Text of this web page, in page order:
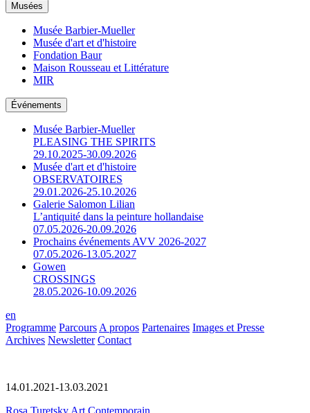
Musées
Musée Barbier-Mueller
Musée d'art et d'histoire
Fondation Baur
Maison Rousseau et Littérature
MIR
Événements
Musée Barbier-Mueller
PLEASING THE SPIRITS
29.10.2025-30.09.2026
Musée d'art et d'histoire
OBSERVATOIRES
29.01.2026-25.10.2026
Galerie Salomon Lilian
L’antiquité dans la peinture hollandaise
07.05.2026-20.09.2026
Prochains événements AVV 2026-2027
07.05.2026-13.05.2027
Gowen
CROSSINGS
28.05.2026-10.09.2026
en
Programme Parcours A propos Partenaires Images et Presse
Archives Newsletter Contact
14.01.2021-13.03.2021
Rosa Turetsky Art Contemporain